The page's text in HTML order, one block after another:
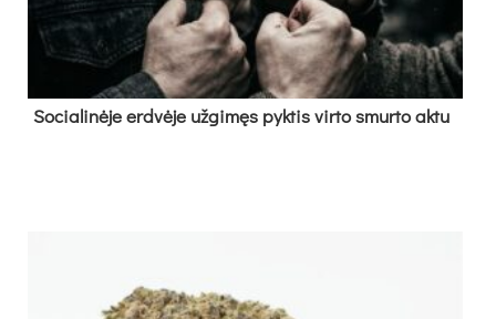
So­cia­li­nė­je erd­vė­je už­gi­męs pyk­tis vir­to smur­to ak­tu